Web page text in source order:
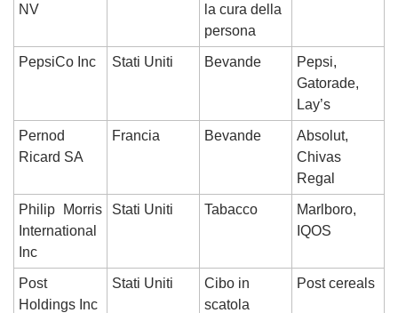
NV
la cura della
persona
PepsiCo Inc Stati Uniti Bevande
Pepsi,
Gatorade,
Lay’s
Pernod
Ricard SA
Francia Bevande
Absolut,
Chivas
Regal
Philip Morris
International
Inc
Stati Uniti Tabacco
Marlboro,
IQOS
Post
Holdings Inc
Stati Uniti
Cibo in
scatola
Post cereals